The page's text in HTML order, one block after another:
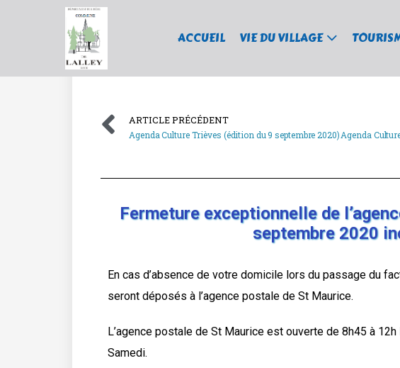
ACCUEIL VIE DU VILLAGE
ARTICLE PRÉCÉDENT
Agenda Culture Trièves (édition du 9 septembre 2020)
Fermeture exceptionnelle de
septembre 2020
En cas d’absence de votre domicile lors du passage du
seront déposés à l’agence postale de St Maurice.
L’agence postale de St Maurice est ouverte de 8h45 à
Samedi.